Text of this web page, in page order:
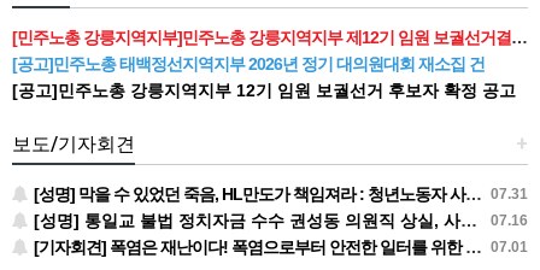
[민주노총 강릉지역지부]민주노총 강릉지역지부 제12기 임원 보궐선거결과 공고
[공고]민주노총 태백정선지역지부 2026년 정기 대의원대회 재소집 건
[공고]민주노총 강릉지역지부 12기 임원 보궐선거 후보자 확정 공고
+
보도/기자회견
07.31
[성명] 막을 수 있었던 죽음, HL만도가 책임져라 : 청년노동자 사망사고의 철저한 진상규명과 재발방지 대책 마련하라
07.16
[성명] 통일교 불법 정치자금 수수 권성동 의원직 상실, 사필귀정이다
07.01
[기자회견] 폭염은 재난이다! 폭염으로부터 안전한 일터를 위한 민주노총 강원지역본부 폭염감시단 선포 기자회견